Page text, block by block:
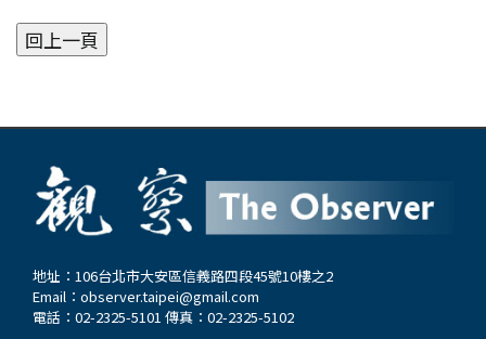
地址：106台北市大安區信義路四段45號10樓之2
Email： observer.taipei@gmail.com
電話：02-2325-5101 傳真：02-2325-5102